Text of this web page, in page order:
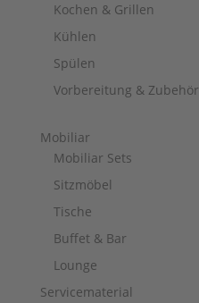
Kochen & Grillen
Kühlen
Spülen
Vorbereitung & Zubehör
Mobiliar
Mobiliar Sets
Sitzmöbel
Tische
Buffet & Bar
Lounge
Servicematerial